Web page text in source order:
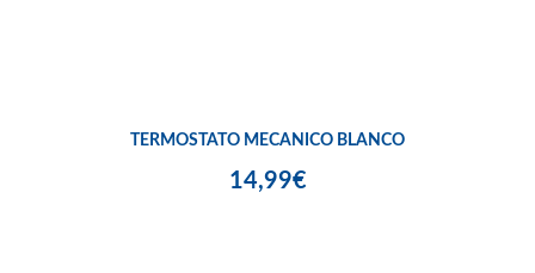
TERMOSTATO MECANICO BLANCO
14,99€